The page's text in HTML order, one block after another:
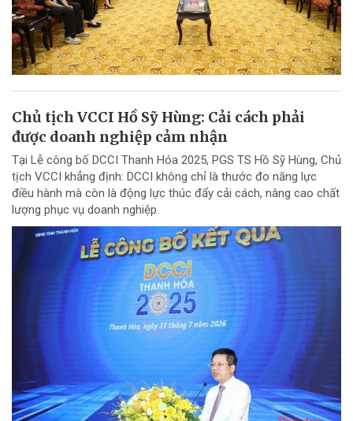
Chủ tịch VCCI Hồ Sỹ Hùng: Cải cách phải
được doanh nghiệp cảm nhận
Tại Lễ công bố DCCI Thanh Hóa 2025, PGS TS Hồ Sỹ Hùng, Chủ
tịch VCCI khẳng định: DCCI không chỉ là thước đo năng lực
điều hành mà còn là động lực thúc đẩy cải cách, nâng cao chất
lượng phục vụ doanh nghiệp.